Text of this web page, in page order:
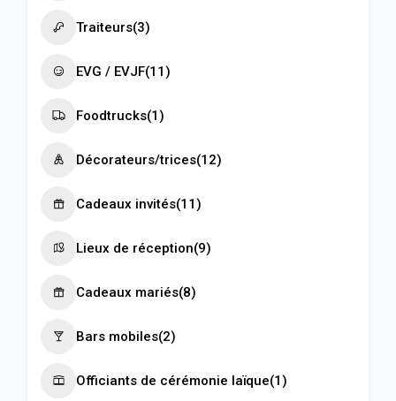
Traiteurs(3)
EVG / EVJF(11)
Foodtrucks(1)
Décorateurs/trices(12)
Cadeaux invités(11)
Lieux de réception(9)
Cadeaux mariés(8)
Bars mobiles(2)
Officiants de cérémonie laïque(1)